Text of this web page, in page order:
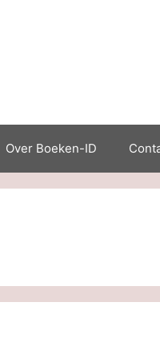
Over Boeken-ID